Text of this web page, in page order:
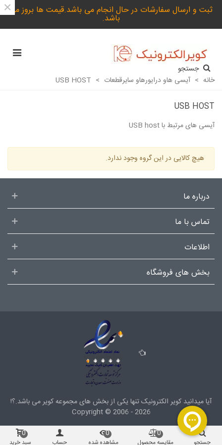
ثبت و ارسال سفارشات در حال انجام می باشد.قیمت ها بروز می
باشد.
×
جستجو
خانه > آیسی هاو درایورهاو سایرقطعات >
USB HOST
USB HOST
آیسی های مرتبط با USB host
هیچ کالایی در این گروه وجود ندارد.
درباره ما
تماس با ما
اطلاعات
بخش های فروشگاه
آیا میدانید کویر الکترونیک تنها یکی از بخش هایمجموعه کویرمی باشد.؟!
Copyright © 2006 - 2026
جستجو مقایسه محصول
0
مشاهده شده
0
حساب سبد خرید
0